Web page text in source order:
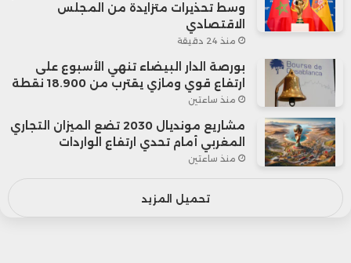
وسط تحذيرات متزايدة من المجلس
الاقتصادي
منذ 24 دقيقة
بورصة الدار البيضاء تنهي الأسبوع على
ارتفاع قوي ومازي يقترب من 18.900 نقطة
منذ ساعتين
مشاريع مونديال 2030 تضع الميزان التجاري
المغربي أمام تحدي ارتفاع الواردات
منذ ساعتين
تحميل المزيد